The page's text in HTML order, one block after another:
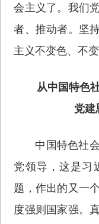
会主义了。我们
者、推动者。坚
主义不变色、不
从中国特色
党建
中国特色社
党领导，这是习
题，作出的又一
度强则国家强。